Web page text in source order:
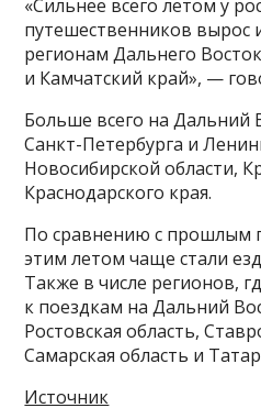
«Сильнее всего летом у
путешественников вырос
регионам Дальнего
и Камчатский край», —
Больше всего на Дальний
Санкт-Петербурга и
Новосибирской области,
Краснодарского края.
По сравнению с прошлым
этим летом чаще стали
Также в числе регионов,
к поездкам на Дальний
Ростовская область,
Самарская область и
Источник